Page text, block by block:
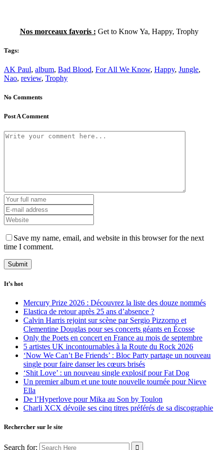
Nos morceaux favoris : Get to Know Ya, Happy, Trophy
Tags:
AK Paul, album, Bad Blood, For All We Know, Happy, Jungle,
Nao, review, Trophy
No Comments
Post A Comment
Save my name, email, and website in this browser for the next
time I comment.
It’s hot
Mercury Prize 2026 : Découvrez la liste des douze nommés
Elastica de retour après 25 ans d’absence ?
Calvin Harris rejoint sur scène par Sergio Pizzorno et
Clementine Douglas pour ses concerts géants en Écosse
Only the Poets en concert en France au mois de septembre
5 artistes UK incontournables à la Route du Rock 2026
‘Now We Can’t Be Friends’ : Bloc Party partage un nouveau
single pour faire danser les cœurs brisés
‘Shit Love’ : un nouveau single explosif pour Fat Dog
Un premier album et une toute nouvelle tournée pour Nieve
Ella
De l’Hyperlove pour Mika au Son by Toulon
Charli XCX dévoile ses cinq titres préférés de sa discographie
Rechercher sur le site
Search for: